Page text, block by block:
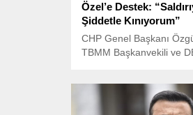
Özel’e Destek:
Şiddetle Kınıyorum”
CHP Genel Başkanı
TBMM Başkanvekili ve
Merkezi’nde (AKM)
anma töreninin ardından